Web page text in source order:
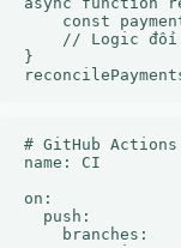
const
// Logic đối
}
# GitHub Actions
name: CI
on:
  push:
    branches: